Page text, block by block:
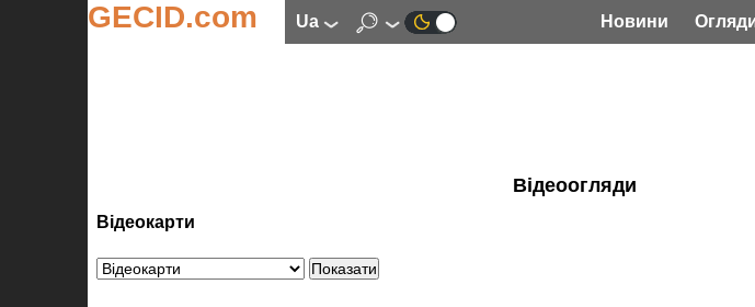
GECID.com ua Новини
Відеоогляди
Відеокарти